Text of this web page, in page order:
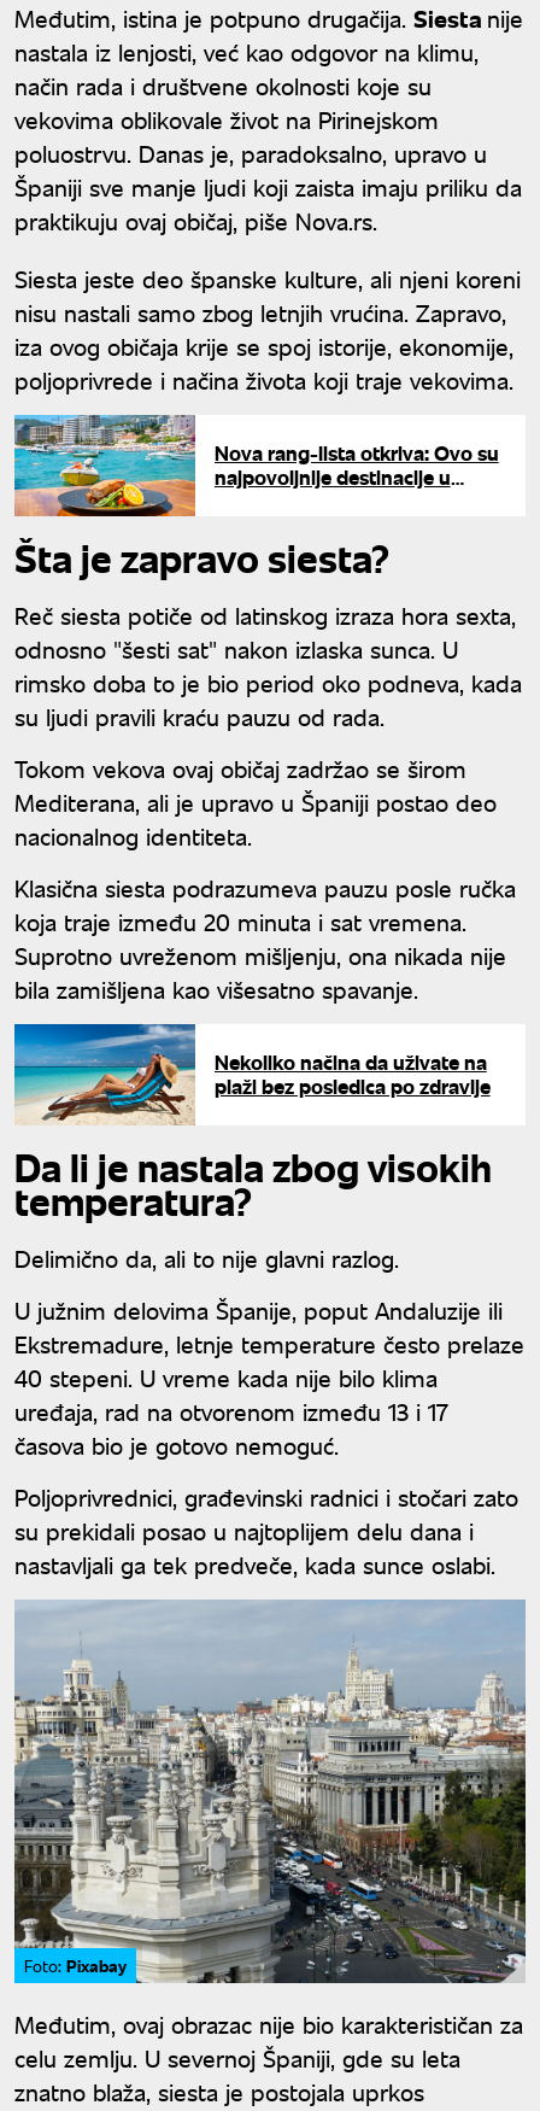
Međutim, istina je potpuno drugačija. Siesta nije
nastala iz lenjosti, već kao odgovor na klimu,
način rada i društvene okolnosti koje su
vekovima oblikovale život na Pirinejskom
poluostrvu. Danas je, paradoksalno, upravo u
Španiji sve manje ljudi koji zaista imaju priliku da
praktikuju ovaj običaj, piše Nova.rs.
Siesta jeste deo španske kulture, ali njeni koreni
nisu nastali samo zbog letnjih vrućina. Zapravo,
iza ovog običaja krije se spoj istorije, ekonomije,
poljoprivrede i načina života koji traje vekovima.
Nova rang-lista otkriva: Ovo su
najpovoljnije destinacije u
Šta je zapravo siesta?
Reč siesta potiče od latinskog izraza hora sexta,
odnosno "šesti sat" nakon izlaska sunca. U
rimsko doba to je bio period oko podneva, kada
su ljudi pravili kraću pauzu od rada.
Tokom vekova ovaj običaj zadržao se širom
Mediterana, ali je upravo u Španiji postao deo
nacionalnog identiteta.
Klasična siesta podrazumeva pauzu posle ručka
koja traje između 20 minuta i sat vremena.
Suprotno uvreženom mišljenju, ona nikada nije
bila zamišljena kao višesatno spavanje.
Nekoliko načina da uživate na
plaži bez posledica po zdravlje
Da li je nastala zbog visokih
temperatura?
Delimično da, ali to nije glavni razlog.
U južnim delovima Španije, poput Andaluzije ili
Ekstremadure, letnje temperature često prelaze
40 stepeni. U vreme kada nije bilo klima
uređaja, rad na otvorenom između 13 i 17
časova bio je gotovo nemoguć.
Poljoprivrednici, građevinski radnici i stočari zato
su prekidali posao u najtoplijem delu dana i
nastavljali ga tek predveče, kada sunce oslabi.
Foto: Pixabay
Međutim, ovaj obrazac nije bio karakterističan za
celu zemlju. U severnoj Španiji, gde su leta
znatno blaža, siesta je postojala uprkos